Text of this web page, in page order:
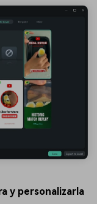
y personalizarla